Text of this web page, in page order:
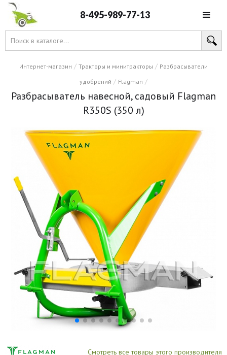
8-495-989-77-13
Интернет-магазин / Тракторы и минитракторы / Разбрасыватели
удобрений / Flagman /
Разбрасыватель навесной, садовый Flagman
R350S (350 л)
Смотреть все товары этого производителя